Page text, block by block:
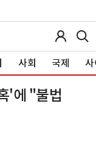
사회 국제 사
'에 "불법